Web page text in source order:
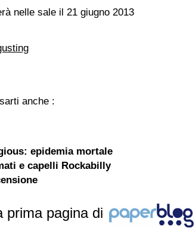
nelle sale il 21 giugno 2013
anche :
epidemia mortale
e capelli Rockabilly
prima pagina di